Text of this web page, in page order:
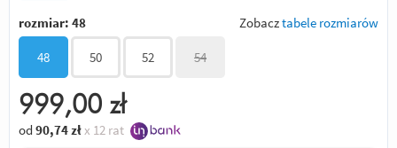
rozmiar: 48 Zobacztabele rozmiarów
48 50 52 54
999,00 zł
od 90,74 zł x 12 rat